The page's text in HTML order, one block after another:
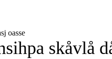
oasse
skåvlå